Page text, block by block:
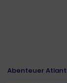
Abenteuer